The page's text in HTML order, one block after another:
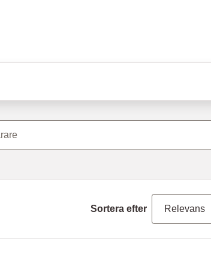
Sortera efter